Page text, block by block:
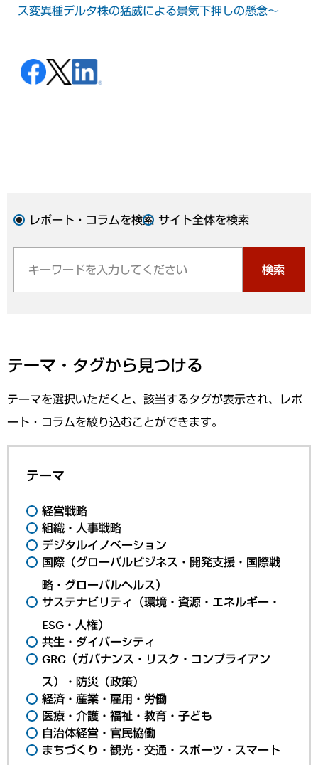
ス変異種デルタ株の猛威による景気下押しの懸念～
レポート・コラムを検索 サイト全体を検索
検索
テーマ・タグから見つける
テーマを選択いただくと、該当するタグが表示され、レポ
ート・コラムを絞り込むことができます。
テーマ
経営戦略
組織・人事戦略
デジタルイノベーション
国際（グローバルビジネス・開発支援・国際戦
略・グローバルヘルス）
サステナビリティ（環境・資源・エネルギー・
ESG・人権）
共生・ダイバーシティ
GRC（ガバナンス・リスク・コンプライアン
ス）・防災（政策）
経済・産業・雇用・労働
医療・介護・福祉・教育・子ども
自治体経営・官民協働
まちづくり・観光・交通・スポーツ・スマート